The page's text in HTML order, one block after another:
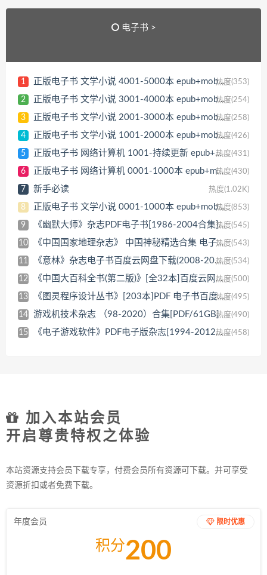
电子书 >
1 正版电子书 文学小说 4001-5000本 epub+mobi+azw3 Kindle版+多看精排版热度(353)
2 正版电子书 文学小说 3001-4000本 epub+mobi+azw3+PDF Kindle版+多看精排版热度(254)
3 正版电子书 文学小说 2001-3000本 epub+mobi+azw3+PDF Kindle版+多看精排版热度(258)
4 正版电子书 文学小说 1001-2000本 epub+mobi+azw3+PDF Kindle版+多看精排版热度(426)
5 正版电子书 网络计算机 1001-持续更新 epub+mobi+azw3 Kindle版+多看精排版热度(431)
6 正版电子书 网络计算机 0001-1000本 epub+mobi+azw3 Kindle版+多看精排版热度(430)
7 新手必读 热度(1.02K)
8 正版电子书 文学小说 0001-1000本 epub+mobi+azw3+PDF Kindle版+多看精排版热度(853)
9 《幽默大师》杂志PDF电子书[1986-2004合集] 百度云网盘下载[PDF/5GB]热度(545)
10 《中国国家地理杂志》 中国神秘精选合集 电子版 2003-2020[PDF/36GB]热度(543)
11 《意林》杂志电子书百度云网盘下载(2008-2018合集)[PDF/5GB]热度(534)
12 《中国大百科全书(第二版)》[全32本]百度云网盘下载[PDF/6GB] 热度(500)
13 《图灵程序设计丛书》[203本]PDF 电子书百度云网盘下载[3.58GB]热度(495)
14 游戏机技术杂志 （98-2020）合集[PDF/61GB]热度(490)
15 《电子游戏软件》PDF电子版杂志[1994-2012全集]百度云网盘下载[PDF/30GB]热度(458)
加入本站会员
开启尊贵特权之体验
本站资源支持会员下载专享，付费会员所有资源可下载。并可享受
资源折扣或者免费下载。
限时优惠
年度会员
积分200